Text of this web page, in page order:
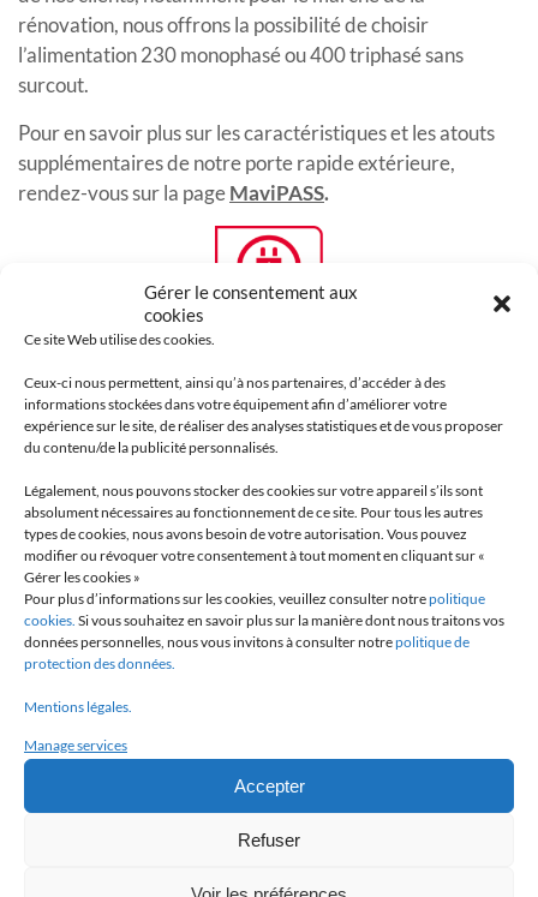
Gérer le consentement aux
cookies
Ce site Web utilise des cookies.
Ceux-ci nous permettent, ainsi qu’à nos partenaires, d’accéder à des
informations stockées dans votre équipement afin d’améliorer votre
expérience sur le site, de réaliser des analyses statistiques et de vous proposer
du contenu/de la publicité personnalisés.
Légalement, nous pouvons stocker des cookies sur votre appareil s’ils sont
absolument nécessaires au fonctionnement de ce site. Pour tous les autres
types de cookies, nous avons besoin de votre autorisation. Vous pouvez
modifier ou révoquer votre consentement à tout moment en cliquant sur «
Gérer les cookies »
Pour plus d’informations sur les cookies, veuillez consulter notrepolitique
cookies. Si vous souhaitez en savoir plus sur la manière dont nous traitons vos
données personnelles, nous vous invitons à consulter notrepolitique de
protection des données.
Mentions légales.
Manage services
Accepter
Refuser
rénovation, nous offrons la possibilité de choisir
l’alimentation 230 monophasé ou 400 triphasé sans
surcout.
Pour en savoir plus sur les caractéristiques et les atouts
supplémentaires de notre porte rapide extérieure,
rendez-vous sur la pageMaviPASS.
MAVIFLEX INNOVE EN R&D